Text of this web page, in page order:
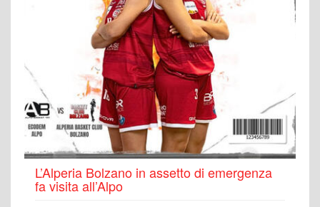
L’Alperia Bolzano in assetto di emergenza
fa visita all’Alpo